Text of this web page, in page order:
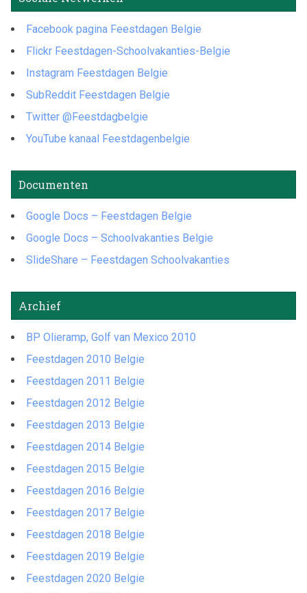
Facebook pagina Feestdagen Belgie
Flickr Feestdagen-Schoolvakanties-Belgie
Instagram Feestdagen Belgie
SubReddit Feestdagen Belgie
Twitter @Feestdagbelgie
YouTube kanaal Feestdagenbelgie
Documenten
Google Docs – Feestdagen Belgie
Google Docs – Schoolvakanties Belgie
SlideShare – Feestdagen Schoolvakanties
Archief
BP Olieramp, Golf van Mexico 2010
Feestdagen 2010 Belgie
Feestdagen 2011 Belgie
Feestdagen 2012 Belgie
Feestdagen 2013 Belgie
Feestdagen 2014 Belgie
Feestdagen 2015 Belgie
Feestdagen 2016 Belgie
Feestdagen 2017 Belgie
Feestdagen 2018 Belgie
Feestdagen 2019 Belgie
Feestdagen 2020 Belgie